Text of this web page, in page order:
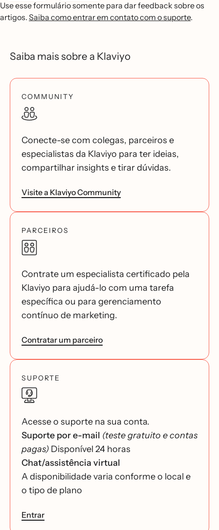
Use esse formulário somente para dar feedback sobre os
artigos. Saiba como entrar em contato com o suporte.
Saiba mais sobre a Klaviyo
COMMUNITY
Conecte-se com colegas, parceiros e
especialistas da Klaviyo para ter ideias,
compartilhar insights e tirar dúvidas.
Visite a Klaviyo Community
PARCEIROS
Contrate um especialista certificado pela
Klaviyo para ajudá-lo com uma tarefa
específica ou para gerenciamento
contínuo de marketing.
Contratar um parceiro
SUPORTE
Acesse o suporte na sua conta.
Suporte por e-mail (teste gratuito e contas
pagas) Disponível 24 horas
Chat/assistência virtual
A disponibilidade varia conforme o local e
o tipo de plano
Entrar